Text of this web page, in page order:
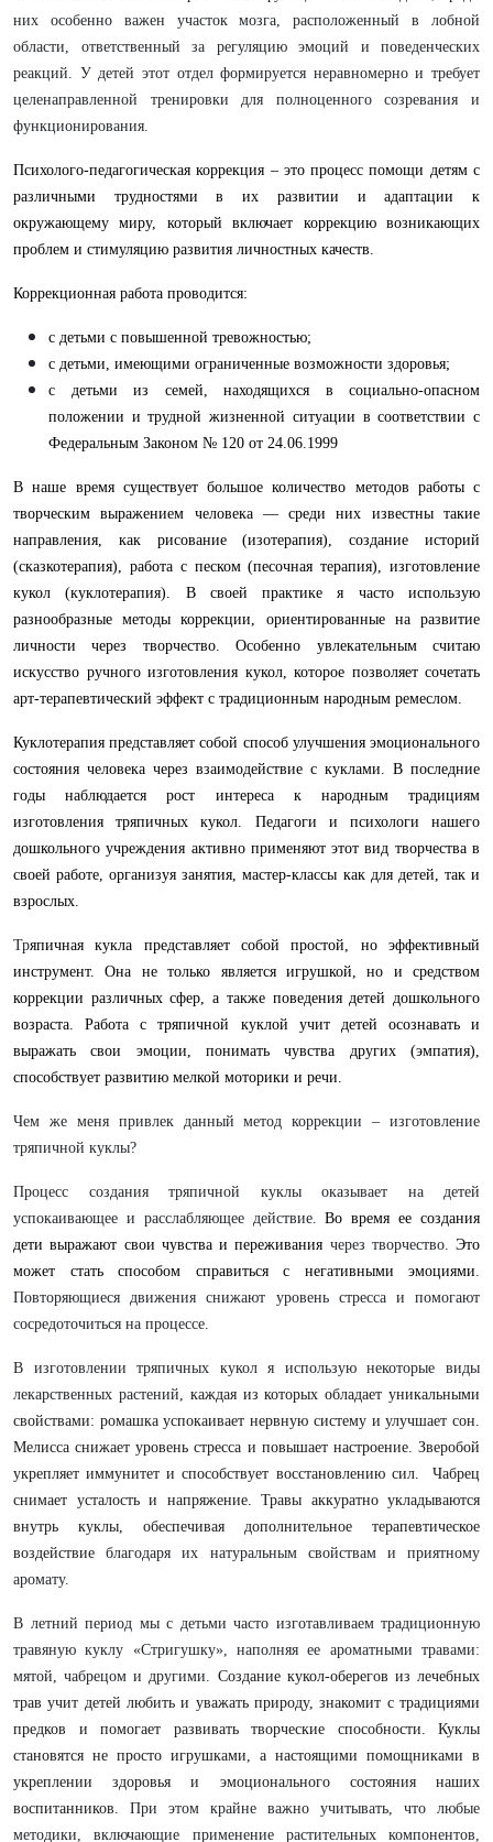
них особенно важен участок мозга, расположенный в лобной
области, ответственный за регуляцию эмоций и поведенческих
реакций. У детей этот отдел формируется неравномерно и требует
целенаправленной тренировки для полноценного созревания и
функционирования.
Психолого-педагогическая коррекция – это процесс помощи детям с
различными трудностями в их развитии и адаптации к
окружающему миру, который включает коррекцию возникающих
проблем и стимуляцию развития личностных качеств.
Коррекционная работа проводится:
с детьми с повышенной тревожностью;
с детьми, имеющими ограниченные возможности здоровья;
с детьми из семей, находящихся в социально-опасном
положении и трудной жизненной ситуации в соответствии с
Федеральным Законом № 120 от 24.06.1999
В наше время существует большое количество методов работы с
творческим выражением человека — среди них известны такие
направления, как рисование (изотерапия), создание историй
(сказкотерапия), работа с песком (песочная терапия), изготовление
кукол (куклотерапия). В своей практике я часто использую
разнообразные методы коррекции, ориентированные на развитие
личности через творчество. Особенно увлекательным считаю
искусство ручного изготовления кукол, которое позволяет сочетать
арт-терапевтический эффект с традиционным народным ремеслом.
Куклотерапия представляет собой способ улучшения эмоционального
состояния человека через взаимодействие с куклами. В последние
годы наблюдается рост интереса к народным традициям
изготовления тряпичных кукол. Педагоги и психологи нашего
дошкольного учреждения активно применяют этот вид творчества в
своей работе, организуя занятия, мастер-классы как для детей, так и
взрослых.
Тряпичная кукла представляет собой простой, но эффективный
инструмент. Она не только является игрушкой, но и средством
коррекции различных сфер, а также поведения детей дошкольного
возраста. Работа с тряпичной куклой учит детей осознавать и
выражать свои эмоции, понимать чувства других (эмпатия),
способствует развитию мелкой моторики и речи.
Чем же меня привлек данный метод коррекции – изготовление
тряпичной куклы?
Процесс создания тряпичной куклы оказывает на детей
успокаивающее и расслабляющее действие.Во время ее создания
дети выражают свои чувства и переживания через творчество. Это
может стать способом справиться с негативными эмоциями.
Повторяющиеся движения снижают уровень стресса и помогают
сосредоточиться на процессе.
В изготовлении тряпичных кукол я использую некоторые виды
лекарственных растений, каждая из которых обладает уникальными
свойствами: ромашка успокаивает нервную систему и улучшает сон.
Мелисса снижает уровень стресса и повышает настроение. Зверобой
укрепляет иммунитет и способствует восстановлению сил. Чабрец
снимает усталость и напряжение. Травы аккуратно укладываются
внутрь куклы, обеспечивая дополнительное терапевтическое
воздействие благодаря их натуральным свойствам и приятному
аромату.
В летний период мы с детьми часто изготавливаем традиционную
травяную куклу «Стригушку», наполняя ее ароматными травами:
мятой, чабрецом и другими. Создание кукол-оберегов из лечебных
трав учит детей любить и уважать природу, знакомит с традициями
предков и помогает развивать творческие способности. Куклы
становятся не просто игрушками, а настоящими помощниками в
укреплении здоровья и эмоционального состояния наших
воспитанников. При этом крайне важно учитывать, что любые
методики, включающие применение растительных компонентов,